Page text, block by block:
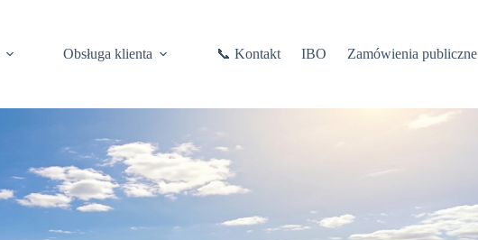
Obsługa klienta 📞 Kontakt IBO Zamówienia publiczne